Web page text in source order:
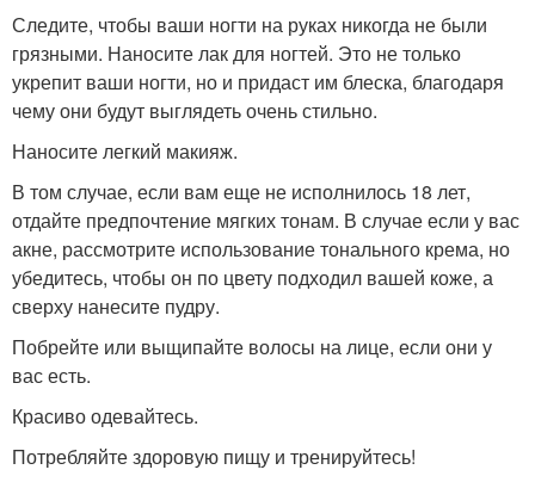
Следите, чтобы ваши ногти на руках никогда не были
грязными. Наносите лак для ногтей. Это не только
укрепит ваши ногти, но и придаст им блеска, благодаря
чему они будут выглядеть очень стильно.
Наносите легкий макияж.
В том случае, если вам еще не исполнилось 18 лет,
отдайте предпочтение мягких тонам. В случае если у вас
акне, рассмотрите использование тонального крема, но
убедитесь, чтобы он по цвету подходил вашей коже, а
сверху нанесите пудру.
Побрейте или выщипайте волосы на лице, если они у
вас есть.
Красиво одевайтесь.
Потребляйте здоровую пищу и тренируйтесь!